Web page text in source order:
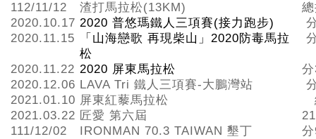
112/11/12
渣打馬拉松(13KM)
2020.10.17 2020 普悠瑪鐵人三項賽(接力跑步)
2020.11.15
「山海戀歌 再現柴山」2020防毒馬拉
松
2020.11.22 2020 屏東馬拉松
2020.12.06 LAVA Tri 鐵人三項賽-大鵬灣站
2021.01.10 屏東紅藜馬拉松
2021.03.22 匠愛 第六屆
111/12/02
IRONMAN 70.3 TAIWAN 墾丁